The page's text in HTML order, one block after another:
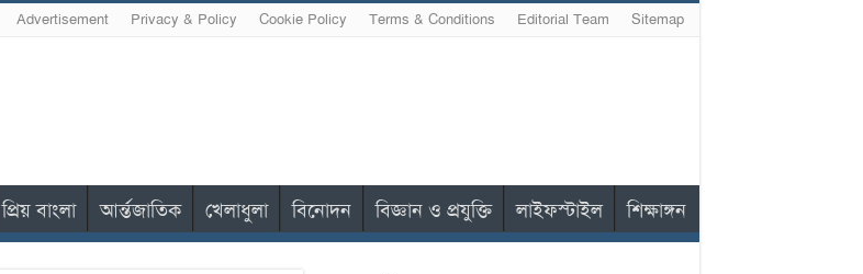
Advertisement Privacy & Policy Cookie Policy Terms & Conditions Editorial Team Sitemap
প্রিয় বাংলা আর্ন্তজাতিক খেলাধুলা বিনোদন বিজ্ঞান ও প্রযুক্তি লাইফস্টাইল শিক্ষাঙ্গন